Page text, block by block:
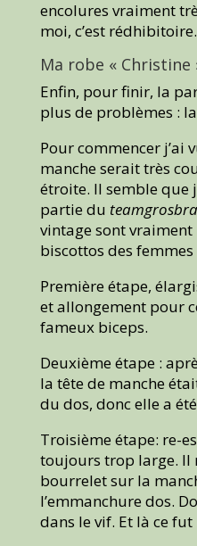
encolures vraiment
moi, c’est rédhibitoire.
Ma robe « Christine
Enfin, pour finir, la
plus de problèmes :
Pour commencer j’ai
manche serait très
étroite. Il semble que
partie du
vintage sont
biscottos des femmes
Première étape,
et allongement pour
fameux biceps.
Deuxième étape :
la tête de manche
du dos, donc elle a
Troisième étape: re-
toujours trop large. Il
bourrelet sur la
l’emmanchure dos.
dans le vif. Et là ce fut